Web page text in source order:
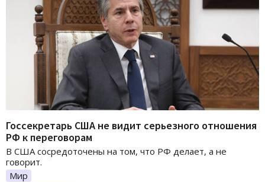
Госсекретарь США не видит серьезного отношения
РФ к переговорам
В США сосредоточены на том, что РФ делает, а не
говорит.
Мир